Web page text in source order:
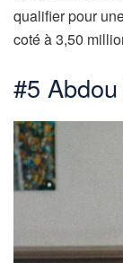
qualifier pour
coté à 3,50
#5